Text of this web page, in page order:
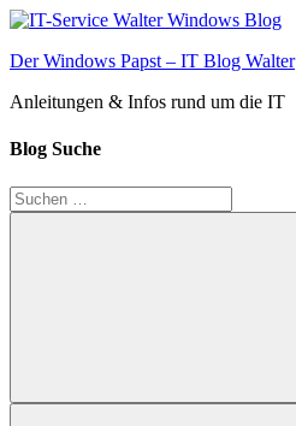
Zum
springen
Der Windows Papst – IT Blog Walter
Anleitungen & Infos rund um die IT
Blog Suche
Suchen
nach:
Suchen